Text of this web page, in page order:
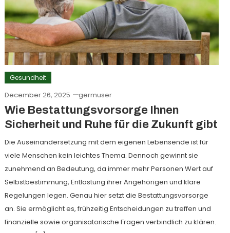
Gesundheit
December 26, 2025 germuser
Wie Bestattungsvorsorge Ihnen
Sicherheit und Ruhe für die Zukunft gibt
Die Auseinandersetzung mit dem eigenen Lebensende ist für
viele Menschen kein leichtes Thema. Dennoch gewinnt sie
zunehmend an Bedeutung, da immer mehr Personen Wert auf
Selbstbestimmung, Entlastung ihrer Angehörigen und klare
Regelungen legen. Genau hier setzt die Bestattungsvorsorge
an. Sie ermöglicht es, frühzeitig Entscheidungen zu treffen und
finanzielle sowie organisatorische Fragen verbindlich zu klären.